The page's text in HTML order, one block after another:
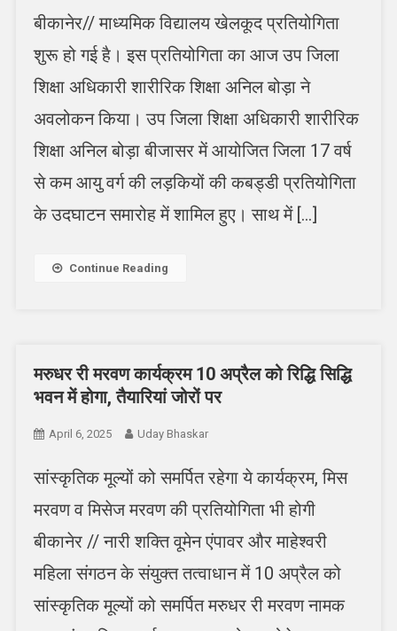
बीकानेर// माध्यमिक विद्यालय खेलकूद प्रतियोगिता
शुरू हो गई है। इस प्रतियोगिता का आज उप जिला
शिक्षा अधिकारी शारीरिक शिक्षा अनिल बोड़ा ने
अवलोकन किया। उप जिला शिक्षा अधिकारी शारीरिक
शिक्षा अनिल बोड़ा बीजासर में आयोजित जिला 17 वर्ष
से कम आयु वर्ग की लड़कियों की कबड्डी प्रतियोगिता
के उदघाटन समारोह में शामिल हुए। साथ में […]
Continue Reading
मरुधर री मरवण कार्यक्रम 10 अप्रैल को रिद्धि सिद्धि
भवन में होगा, तैयारियां जोरों पर
April 6, 2025 Uday Bhaskar
सांस्कृतिक मूल्यों को समर्पित रहेगा ये कार्यक्रम, मिस
मरवण व मिसेज मरवण की प्रतियोगिता भी होगी
बीकानेर // नारी शक्ति वूमेन एंपावर और माहेश्वरी
महिला संगठन के संयुक्त तत्वाधान में 10 अप्रैल को
सांस्कृतिक मूल्यों को समर्पित मरुधर री मरवण नामक